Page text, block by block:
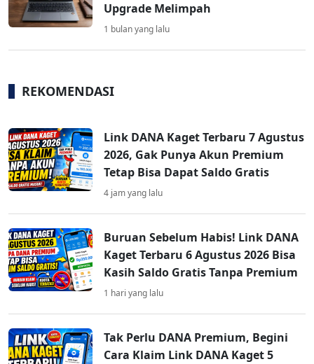
Upgrade Melimpah
1 bulan yang lalu
REKOMENDASI
Link DANA Kaget Terbaru 7 Agustus
2026, Gak Punya Akun Premium
Tetap Bisa Dapat Saldo Gratis
4 jam yang lalu
Buruan Sebelum Habis! Link DANA
Kaget Terbaru 6 Agustus 2026 Bisa
Kasih Saldo Gratis Tanpa Premium
1 hari yang lalu
Tak Perlu DANA Premium, Begini
Cara Klaim Link DANA Kaget 5